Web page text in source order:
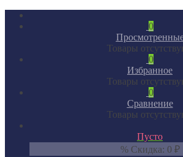
0
Товары
0
Избранное
Товары
0
Сравнение
Товары
Пусто
% Скидка: 0 ₽